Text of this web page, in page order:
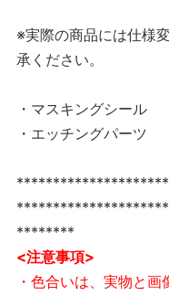
※実際の商品には仕様
承ください。
・マスキングシール
・エッチングパーツ
********
<注意事項>
・色合いは、実物と